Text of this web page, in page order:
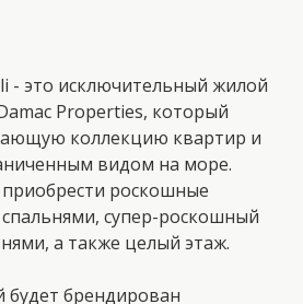
- это исключительный жилой
Properties, который
коллекцию квартир и
видом на море.
роскошные
супер-роскошный
а также целый этаж.
будет брендирован